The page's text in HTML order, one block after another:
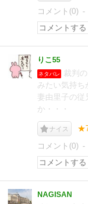
コメント(0)
りこ55
ネタバレ
裁判
みたい気持ち
妻由里子の従
か・・・
ナイス
コメント(0)
NAGISAN